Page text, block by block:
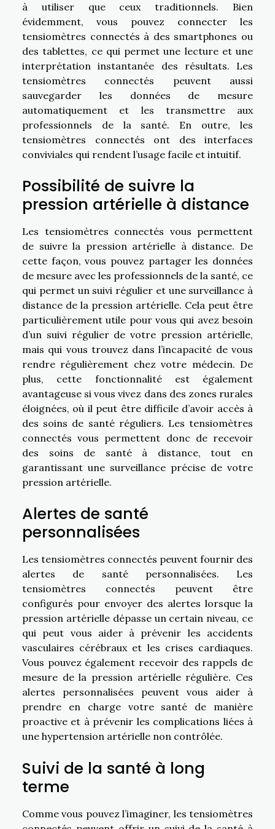
à utiliser que ceux traditionnels. Bien
évidemment, vous pouvez connecter les
tensiomètres connectés à des smartphones ou
des tablettes, ce qui permet une lecture et une
interprétation instantanée des résultats. Les
tensiomètres connectés peuvent aussi
sauvegarder les données de mesure
automatiquement et les transmettre aux
professionnels de la santé. En outre, les
tensiomètres connectés ont des interfaces
conviviales qui rendent l’usage facile et intuitif.
Possibilité de suivre la
pression artérielle à distance
Les tensiomètres connectés vous permettent
de suivre la pression artérielle à distance. De
cette façon, vous pouvez partager les données
de mesure avec les professionnels de la santé, ce
qui permet un suivi régulier et une surveillance à
distance de la pression artérielle. Cela peut être
particulièrement utile pour vous qui avez besoin
d’un suivi régulier de votre pression artérielle,
mais qui vous trouvez dans l’incapacité de vous
rendre régulièrement chez votre médecin. De
plus, cette fonctionnalité est également
avantageuse si vous vivez dans des zones rurales
éloignées, où il peut être difficile d’avoir accès à
des soins de santé réguliers. Les tensiomètres
connectés vous permettent donc de recevoir
des soins de santé à distance, tout en
garantissant une surveillance précise de votre
pression artérielle.
Alertes de santé
personnalisées
Les tensiomètres connectés peuvent fournir des
alertes de santé personnalisées. Les
tensiomètres connectés peuvent être
configurés pour envoyer des alertes lorsque la
pression artérielle dépasse un certain niveau, ce
qui peut vous aider à prévenir les accidents
vasculaires cérébraux et les crises cardiaques.
Vous pouvez également recevoir des rappels de
mesure de la pression artérielle régulière. Ces
alertes personnalisées peuvent vous aider à
prendre en charge votre santé de manière
proactive et à prévenir les complications liées à
une hypertension artérielle non contrôlée.
Suivi de la santé à long
terme
Comme vous pouvez l’imaginer, les tensiomètres